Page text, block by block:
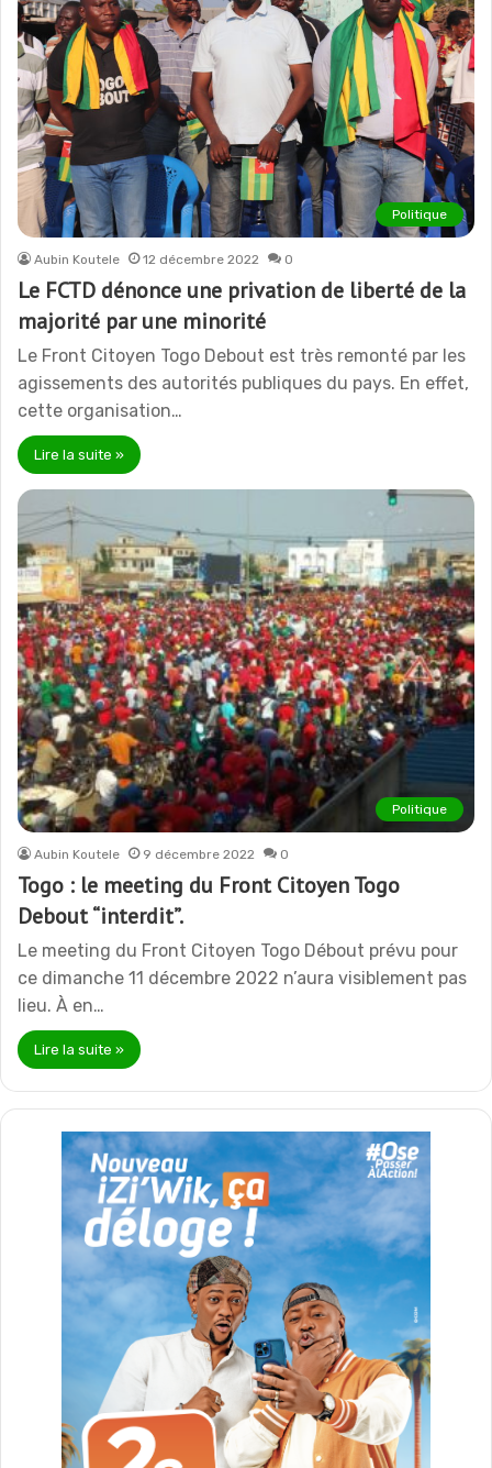
Politique
Aubin Koutele 12 décembre 2022 0
Le FCTD dénonce une privation de liberté de la
majorité par une minorité
Le Front Citoyen Togo Debout est très remonté par les
agissements des autorités publiques du pays. En effet,
cette organisation…
Lire la suite »
Politique
Aubin Koutele 9 décembre 2022 0
Togo : le meeting du Front Citoyen Togo
Debout “interdit”.
Le meeting du Front Citoyen Togo Débout prévu pour
ce dimanche 11 décembre 2022 n’aura visiblement pas
lieu. À en…
Lire la suite »